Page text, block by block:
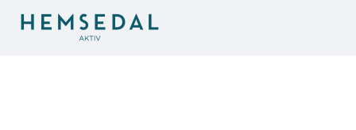
Brukeravtale
Personvernerklæring
Kontakt